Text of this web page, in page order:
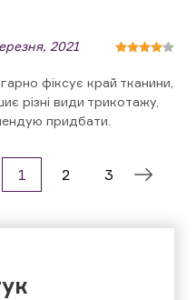
2021
фіксує край тканини,
різні види трикотажу,
придбати.
1 2 3